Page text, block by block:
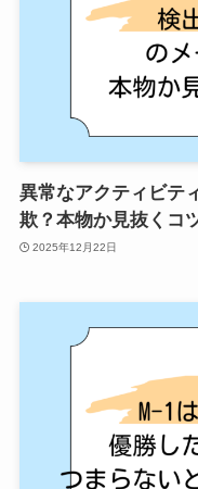
異常なアクティビテ
欺？本物か見抜くコ
2025年12月22日